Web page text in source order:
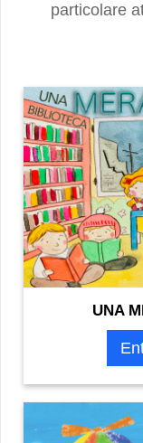
particolare
UNA